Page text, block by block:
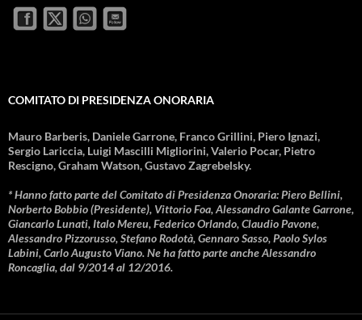
COMITATO DI PRESIDENZA ONORARIA
Mauro Barberis, Daniele Garrone, Franco Grillini, Piero Ignazi,
Sergio Lariccia, Luigi Mascilli Migliorini, Valerio Pocar, Pietro
Rescigno, Graham Watson, Gustavo Zagrebelsky.
* Hanno fatto parte del Comitato di Presidenza Onoraria: Piero Bellini,
Norberto Bobbio (Presidente), Vittorio Foa, Alessandro Galante Garrone,
Giancarlo Lunati, Italo Mereu, Federico Orlando, Claudio Pavone,
Alessandro Pizzorusso, Stefano Rodotà, Gennaro Sasso, Paolo Sylos
Labini, Carlo Augusto Viano. Ne ha fatto parte anche Alessandro
Roncaglia, dal 9/2014 al 12/2016.